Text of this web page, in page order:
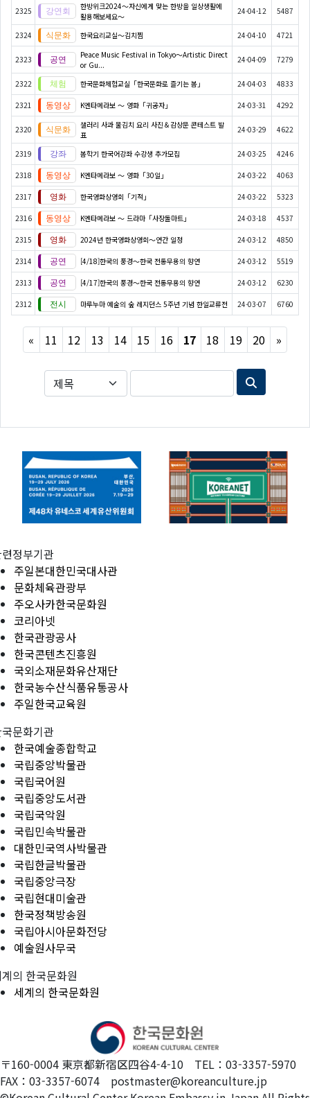
2325
한방위크2024～자신에게 맞는 한방을 일상생활에
활용해보세요～
24-04-12 5487
2324 한국요리교실〜김치찜 24-04-10 4721
2323
Peace Music Festival in Tokyo～Artistic Direct
or Gu...
24-04-09 7279
2322 한국문화체험교실「한국문화로 즐기는 봄」 24-04-03 4833
2321 K엔타메라보 ～ 영화「귀공자」 24-03-31 4292
2320
샐러리 사과 물김치 요리 사진＆감상문 콘테스트 발
표
24-03-29 4622
2319 봄학기 한국어강좌 수강생 추가모집 24-03-25 4246
2318 K엔타메라보 ～ 영화「30일」 24-03-22 4063
2317 한국영화상영회「기적」 24-03-22 5323
2316 K엔타메라보 ～ 드라마「사장돌마트」 24-03-18 4537
2315 2024년 한국영화상영회～연간 일정 24-03-12 4850
2314 [4/18]한국의 풍경～한국 전통무용의 향연 24-03-12 5519
2313 [4/17]한국의 풍경～한국 전통무용의 향연 24-03-12 6230
2312 마루누마 예술의 숲 레지던스 5주년 기념 한일교류전 24-03-07 6760
« Previous
11 12 13 14 15 16 17 18 19 20 »Next
정부기관
주일본대한민국대사관
문화체육관광부
주오사카한국문화원
코리아넷
한국관광공사
한국콘텐츠진흥원
국외소재문화유산재단
한국농수산식품유통공사
주일한국교육원
문화기관
한국예술종합학교
국립중앙박물관
국립국어원
국립중앙도서관
국립국악원
국립민속박물관
대한민국역사박물관
국립한글박물관
국립중앙극장
국립현대미술관
한국정책방송원
국립아시아문화전당
예술원사무국
의 한국문화원
세계의 한국문화원
〒160-0004 東京都新宿区四谷4-4-10 TEL：03-3357-5970
FAX：03-3357-6074 postmaster@koreanculture.jp